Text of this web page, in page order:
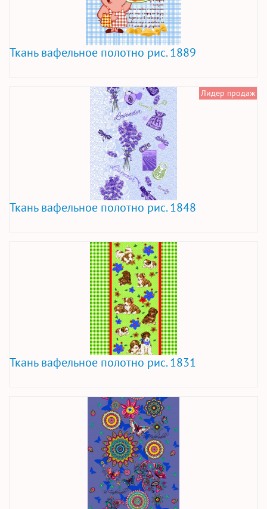
Ткань вафельное полотно рис. 1889
Лидер продаж
Ткань вафельное полотно рис. 1848
Ткань вафельное полотно рис. 1831